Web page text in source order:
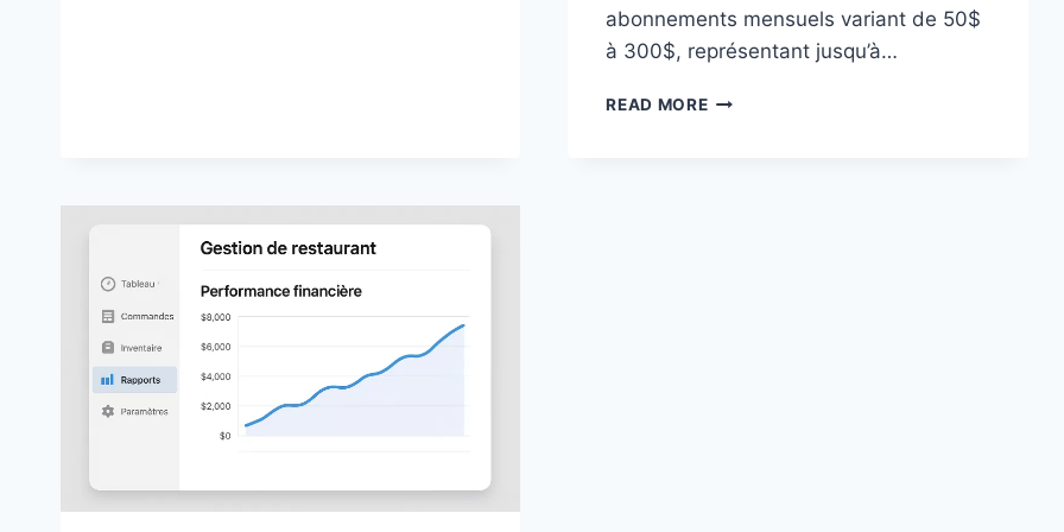
abonnements mensuels variant de 50$
à 300$, représentant jusqu’à…
READ MORELES